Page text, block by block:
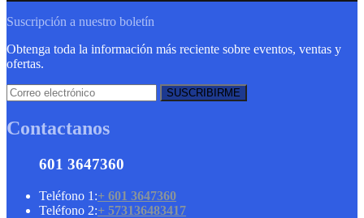
Suscripción a nuestro boletín
Obtenga toda la información más reciente sobre eventos, ventas y
ofertas.
Contactanos
601 3647360
Teléfono 1:+ 601 3647360
Teléfono 2:+ 573136483417